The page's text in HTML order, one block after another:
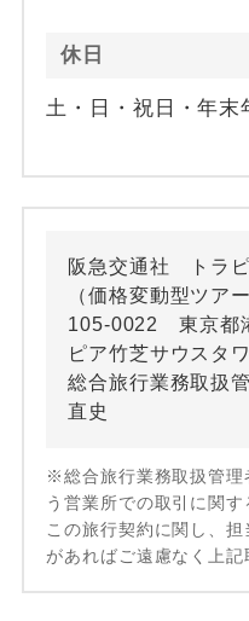
休日
土・日・祝日・年末
阪急交通社 トラ
（価格変動型ツアー
105-0022 東京都
ピア竹芝サウスタ
総合旅行業務取扱
直史
※総合旅行業務取扱管理
う営業所での取引に関す
この旅行契約に関し、
があればご遠慮なく上記